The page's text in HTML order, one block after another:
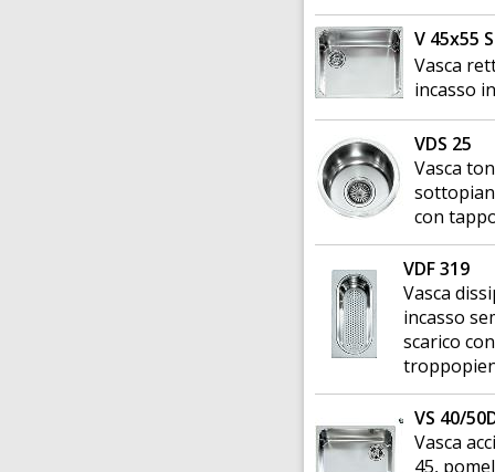
V 45x55 S
Vasca
incasso
VDS 25
Vasca
con
VDF 319
Vasca
incasso
scarico
VS 40/
Vasca
45,